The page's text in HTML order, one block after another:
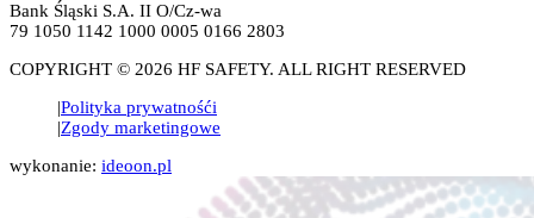
Bank Śląski S.A. II O/Cz-wa
79 1050 1142 1000 0005 0166 2803
COPYRIGHT © 2026 HF SAFETY. ALL RIGHT RESERVED
Polityka prywatnośći
Zgody marketingowe
wykonanie: ideoon.pl